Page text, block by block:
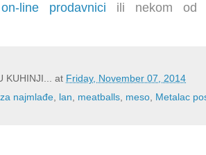
line prodavnici
ili nekom
KUHINJI... at Friday, November 07, 2014
najmlađe, lan, meatballs, meso, Metalac